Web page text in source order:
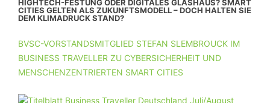
HIGHTECH-FESTUNG ODER DIGITALES GLASHAUS? SMART
CITIES GELTEN ALS ZUKUNFTSMODELL – DOCH HALTEN SIE
DEM KLIMADRUCK STAND?
BVSC-VORSTANDSMITGLIED STEFAN SLEMBROUCK IM
BUSINESS TRAVELLER ZU CYBERSICHERHEIT UND
MENSCHENZENTRIERTEN SMART CITIES